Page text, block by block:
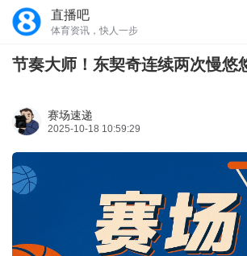
直播吧
体育资讯，快人一步
节奏大师！东契奇连续两次慢悠
赛场速递
2025-10-18 10:59:29